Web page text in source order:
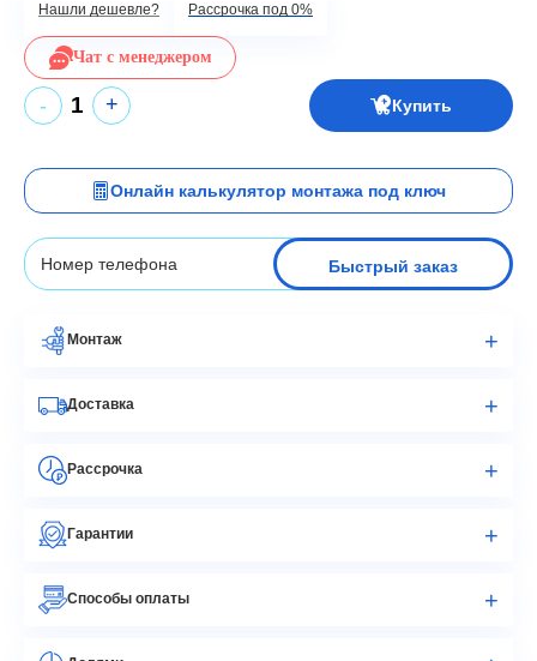
- +
Нашли дешевле? Рассрочка под 0%
Чат с менеджером
Купить
Онлайн калькулятор монтажа под ключ
Быстрый заказ
Монтаж
Доставка
Рассрочка
Гарантии
Способы оплаты